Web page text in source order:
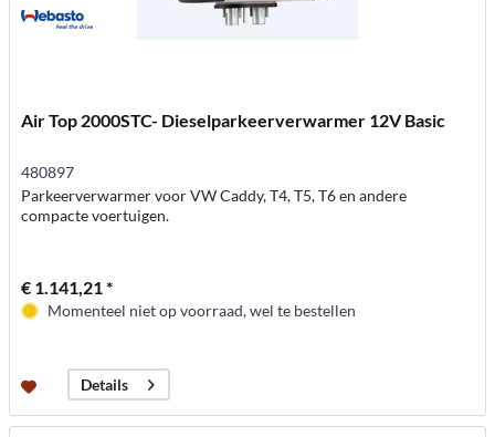
Air Top 2000STC- Dieselparkeerverwarmer 12V Basic
480897
Parkeerverwarmer voor VW Caddy, T4, T5, T6 en andere
compacte voertuigen.
€ 1.141,21 *
Momenteel niet op voorraad, wel te bestellen
Details